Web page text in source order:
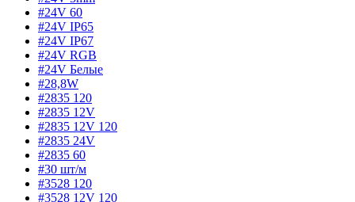
#24V 60
#24V IP65
#24V IP67
#24V RGB
#24V Белые
#28,8W
#2835 120
#2835 12V
#2835 12V 120
#2835 24V
#2835 60
#30 шт/м
#3528 120
#3528 12V 120